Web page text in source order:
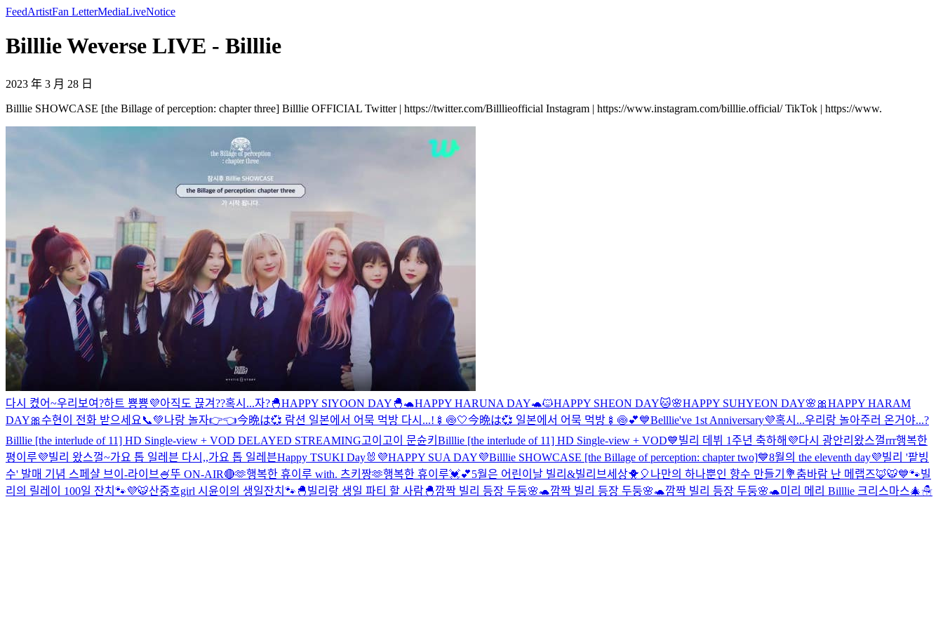
FeedArtistFan LetterMediaLiveNotice
Billlie Weverse LIVE - Billlie
2023 年 3 月 28 日
Billlie SHOWCASE [the Billage of perception: chapter three] Billlie OFFICIAL Twitter | https://twitter.com/Billlieofficial Instagram | https://www.instagram.com/billlie.official/ TikTok | https://www.
다시 켰어~우리보여?하트 뿅뿅💜아직도 끊겨??혹시...자?🐣HAPPY SIYOON DAY🐣🐢HAPPY HARUNA DAY🐢🐱HAPPY SHEON DAY🐱🌸HAPPY SUHYEON DAY🌸 🎀HAPPY HARAM
DAY🎀수현이 전화 받으세요📞💚나랑 놀자👉👈今晩は💞 람션 일본에서 어묵 먹방 다시...!🍢🍥🤍今晩は💞 일본에서 어묵 먹방🍢🍥💕💙Belllie've 1st Anniversary💜혹시...우리랑 놀아주러 온거야...?
Billlie [the interlude of 11] HD Single-view + VOD DELAYED STREAMING고이고이 문슌키 Billlie [the interlude of 11] HD Single-view + VOD💙빌리 데뷔 1주년 축하해💜다시 광안리왔스껄rrr행복한
평이루💜빌리 왔스껄~가요 톱 일레븐 다시,,가요 톱 일레븐Happy TSUKI Day🐰 💜HAPPY SUA DAY💜Billlie SHOWCASE [the Billage of perception: chapter two]💙8월의 the eleventh day💜빌리 '팥빙
수' 발매 기념 스페샬 브이-라이브🍧뚜 ON-AIR🔴🫶행복한 휴이루 with. 츠키짱🫶행복한 휴이루💓💕5월은 어린이날 빌리&빌리브세상🐥🎈 나만의 하나뿐인 향수 만들기💐춤바람 난 메랩즈🦊🐯💙🐾빌
리의 릴레이 100일 잔치🐾💜🐯산중호girl 시윤이의 생일잔치🐾 🐣빌리랑 생일 파티 할 사람🐣깜짝 빌리 등장 두둥🌸🐢깜짝 빌리 등장 두둥🌸🐢깜짝 빌리 등장 두둥🌸🐢미리 메리 Billlie 크리스마스🎄☃